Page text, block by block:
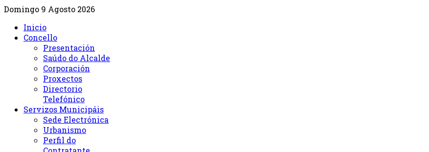
Domingo 9 Agosto 2026
Inicio
Concello
Presentación
Saúdo do Alcalde
Corporación
Proxectos
Directorio
Telefónico
Servizos Municipáis
Sede Electrónica
Urbanismo
Perfil do